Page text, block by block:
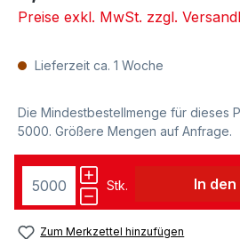
Preise exkl. MwSt. zzgl.
Lieferzeit ca. 1 Woche
Die Mindestbestellmenge für dieses
5000. Größere Mengen auf Anfrage.
Stk. In
Zum Merkzettel hinzufügen